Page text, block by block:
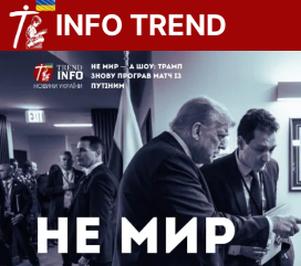
Перейти
до
вмісту
INFO TREND